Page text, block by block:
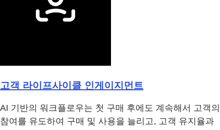
고객 라이프사이클 인게이지먼트
AI 기반의 워크플로우는 첫 구매 후에도 계속해서 고객의
참여를 유도하여 구매 및 사용을 늘리고, 고객 유지율과